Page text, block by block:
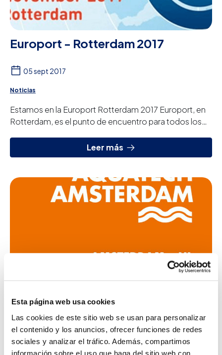
Esta página web usa cookies
Las cookies de este sitio web se usan para personalizar
el contenido y los anuncios, ofrecer funciones de redes
sociales y analizar el tráfico. Además, compartimos
información sobre el uso que haga del sitio web con
Europort - Rotterdam 2017
05 sept 2017
Noticias
Estamos en la Europort Rotterdam 2017 Europort, en
Rotterdam, es el punto de encuentro para todos los
Leer más
Feria Aquatech - Amsterdam 2017
29 ago 2017